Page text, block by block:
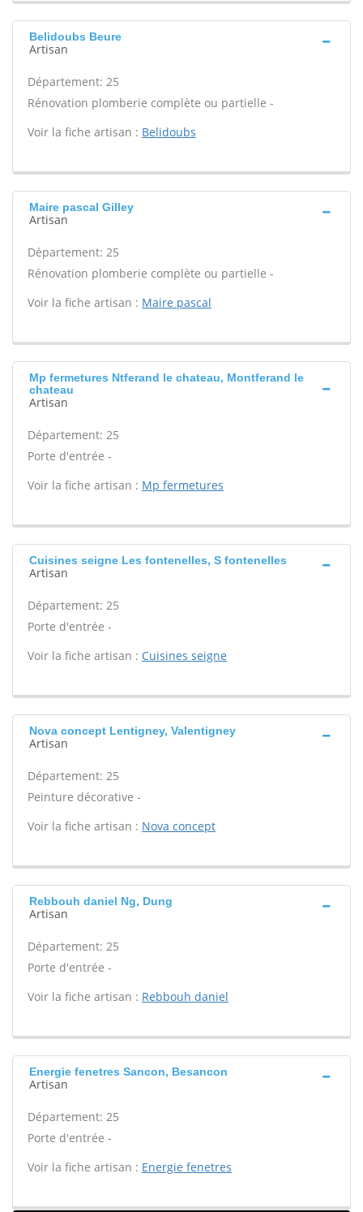
Belidoubs Beure
Artisan
Département: 25
Rénovation plomberie complète ou partielle -
Voir la fiche artisan : Belidoubs
Maire pascal Gilley
Artisan
Département: 25
Rénovation plomberie complète ou partielle -
Voir la fiche artisan : Maire pascal
Mp fermetures Ntferand le chateau, Montferand le
chateau
Artisan
Département: 25
Porte d'entrée -
Voir la fiche artisan : Mp fermetures
Cuisines seigne Les fontenelles, S fontenelles
Artisan
Département: 25
Porte d'entrée -
Voir la fiche artisan : Cuisines seigne
Nova concept Lentigney, Valentigney
Artisan
Département: 25
Peinture décorative -
Voir la fiche artisan : Nova concept
Rebbouh daniel Ng, Dung
Artisan
Département: 25
Porte d'entrée -
Voir la fiche artisan : Rebbouh daniel
Energie fenetres Sancon, Besancon
Artisan
Département: 25
Porte d'entrée -
Voir la fiche artisan : Energie fenetres